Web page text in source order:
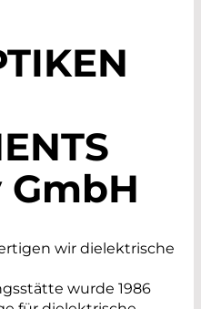
wir dielektrische
wurde 1986